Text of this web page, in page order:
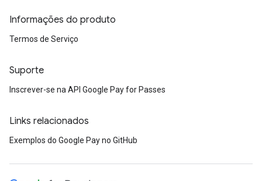
Informações do produto
Termos de Serviço
Suporte
Inscrever-se na API Google Pay for Passes
Links relacionados
Exemplos do Google Pay no GitHub